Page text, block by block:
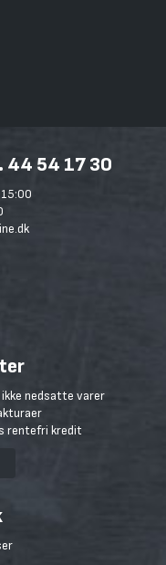
44 54 17 30
nedsatte varer
rentefri kredit